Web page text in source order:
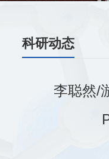
科研动态
李聪然/